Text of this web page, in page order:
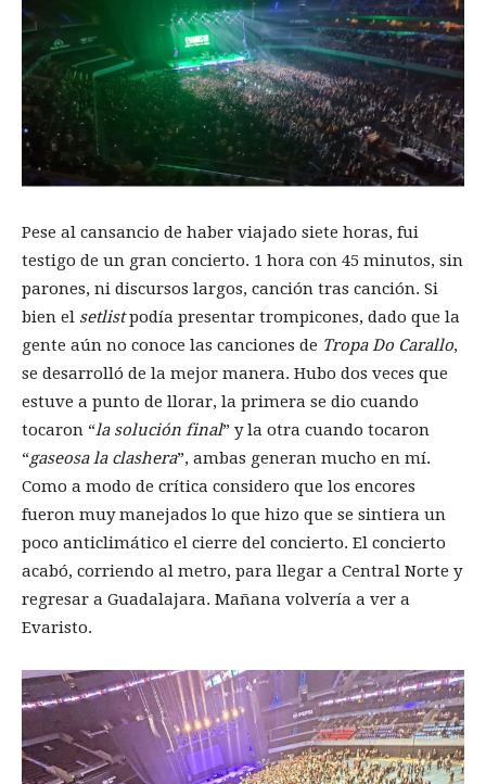
Pese al cansancio de haber viajado siete horas, fui
testigo de un gran concierto. 1 hora con 45 minutos, sin
parones, ni discursos largos, canción tras canción. Si
bien el setlistpodía presentar trompicones, dado que la
gente aún no conoce las canciones de Tropa Do Carallo,
se desarrolló de la mejor manera. Hubo dos veces que
estuve a punto de llorar, la primera se dio cuando
tocaron “la solución final” y la otra cuando tocaron
“gaseosa la clashera”, ambas generan mucho en mí.
Como a modo de crítica considero que los encores
fueron muy manejados lo que hizo que se sintiera un
poco anticlimático el cierre del concierto. El concierto
acabó, corriendo al metro, para llegar a Central Norte y
regresar a Guadalajara. Mañana volvería a ver a
Evaristo.